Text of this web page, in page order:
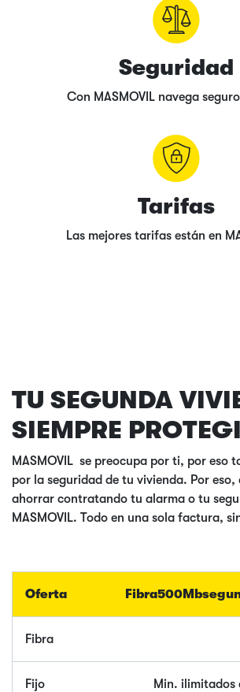
Seguridad
Con MASMOVIL navega
Tarifas
Las mejores tarifas están en
TU SEGUNDA
SIEMPRE
MASMOVIL se preocupa por ti, por eso
por la seguridad de tu vivienda. Por eso,
ahorrar contratando tu alarma o tu
MASMOVIL. Todo en una sola factura,
Fibra500Mb
Min. ilimitados